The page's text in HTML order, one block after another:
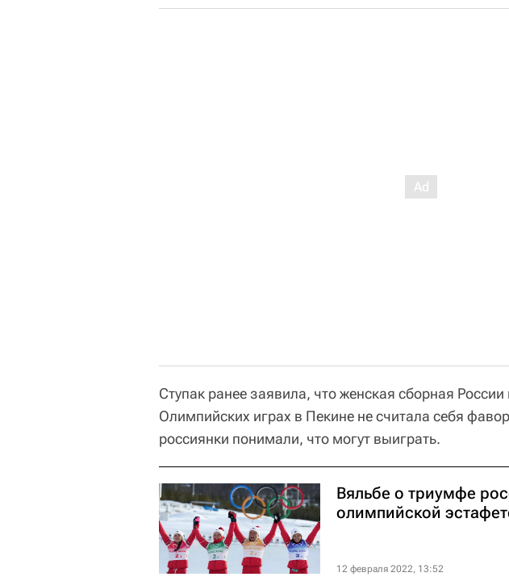
Ступак ранее заявила, что женская сборная России
Олимпийских играх в Пекине не считала себя
россиянки понимали, что могут выиграть.
Вяльбе о триумфе
олимпийской
12 февраля 2022, 13:52